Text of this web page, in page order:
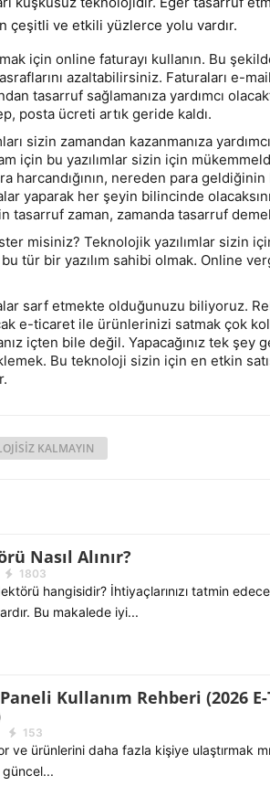
çeşitli ve etkili yüzlerce yolu vardır.
için online faturayı kullanın. Bu
azaltabilirsiniz. Faturaları e-
tasarruf sağlamanıza yardımcı
posta ücreti artık geride kaldı.
sizin zamandan kazanmanıza
için bu yazılımlar sizin için
harcandığının, nereden para
yaparak her şeyin bilincinde
tasarruf zaman, zamanda tasarruf
misiniz? Teknolojik yazılımlar sizin
tür bir yazılım sahibi olmak. Online
sarf etmekte olduğunuzu biliyoruz.
e-ticaret ile ürünlerinizi satmak çok
içten bile değil. Yapacağınız tek şey
Bu teknoloji sizin için en etkin
KALMAYIN
Nasıl Alınır?
1803
hangisidir? İhtiyaçlarınızı tatmin
Bu makalede iyi...
Kullanım Rehberi (2026
153
ve ürünlerini daha fazla kişiye ulaştırmak